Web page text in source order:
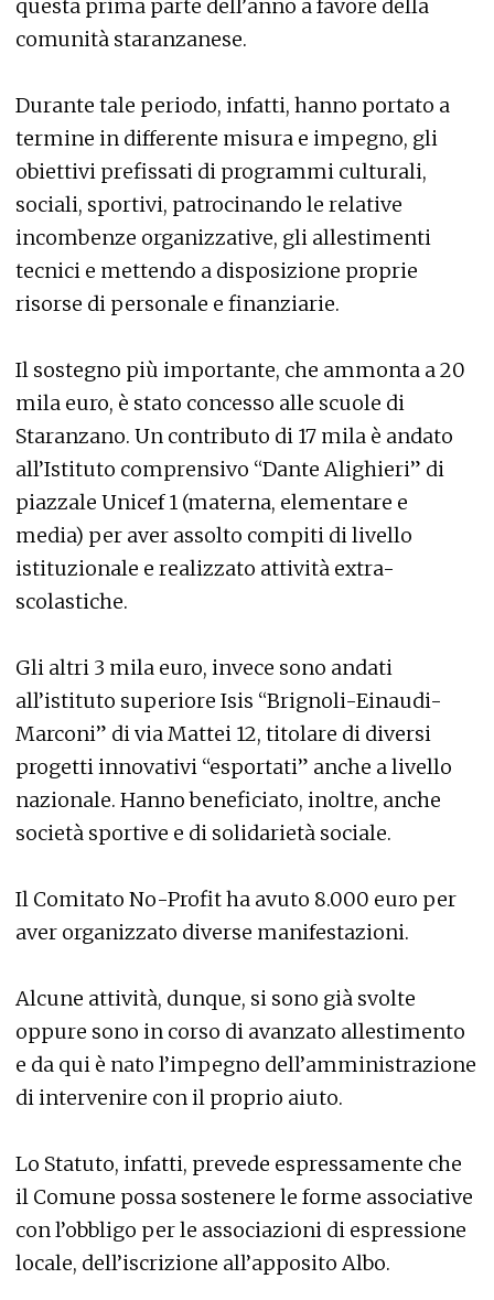
questa prima parte dell’anno a favore della
comunità staranzanese.
Durante tale periodo, infatti, hanno portato a
termine in differente misura e impegno, gli
obiettivi prefissati di programmi culturali,
sociali, sportivi, patrocinando le relative
incombenze organizzative, gli allestimenti
tecnici e mettendo a disposizione proprie
risorse di personale e finanziarie.
Il sostegno più importante, che ammonta a 20
mila euro, è stato concesso alle scuole di
Staranzano. Un contributo di 17 mila è andato
all’Istituto comprensivo “Dante Alighieri” di
piazzale Unicef 1 (materna, elementare e
media) per aver assolto compiti di livello
istituzionale e realizzato attività extra-
scolastiche.
Gli altri 3 mila euro, invece sono andati
all’istituto superiore Isis “Brignoli-Einaudi-
Marconi” di via Mattei 12, titolare di diversi
progetti innovativi “esportati” anche a livello
nazionale. Hanno beneficiato, inoltre, anche
società sportive e di solidarietà sociale.
Il Comitato No-Profit ha avuto 8.000 euro per
aver organizzato diverse manifestazioni.
Alcune attività, dunque, si sono già svolte
oppure sono in corso di avanzato allestimento
e da qui è nato l’impegno dell’amministrazione
di intervenire con il proprio aiuto.
Lo Statuto, infatti, prevede espressamente che
il Comune possa sostenere le forme associative
con l’obbligo per le associazioni di espressione
locale, dell’iscrizione all’apposito Albo.